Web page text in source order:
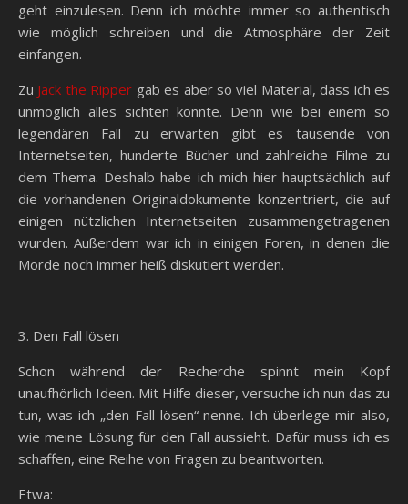
geht einzulesen. Denn ich möchte immer so authentisch
wie möglich schreiben und die Atmosphäre der Zeit
einfangen.
Zu Jack the Ripper gab es aber so viel Material, dass ich es
unmöglich alles sichten konnte. Denn wie bei einem so
legendären Fall zu erwarten gibt es tausende von
Internetseiten, hunderte Bücher und zahlreiche Filme zu
dem Thema. Deshalb habe ich mich hier hauptsächlich auf
die vorhandenen Originaldokumente konzentriert, die auf
einigen nützlichen Internetseiten zusammengetragenen
wurden. Außerdem war ich in einigen Foren, in denen die
Morde noch immer heiß diskutiert werden.
3. Den Fall lösen
Schon während der Recherche spinnt mein Kopf
unaufhörlich Ideen. Mit Hilfe dieser, versuche ich nun das zu
tun, was ich „den Fall lösen“ nenne. Ich überlege mir also,
wie meine Lösung für den Fall aussieht. Dafür muss ich es
schaffen, eine Reihe von Fragen zu beantworten.
Etwa: